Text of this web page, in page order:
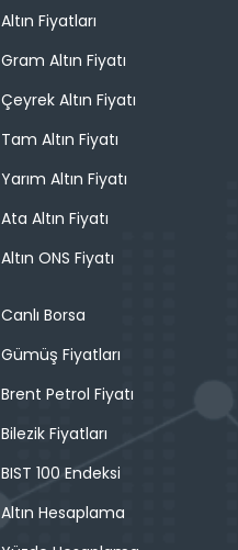
Altın Fiyatları
Gram Altın Fiyatı
Çeyrek Altın Fiyatı
Tam Altın Fiyatı
Yarım Altın Fiyatı
Ata Altın Fiyatı
Altın ONS Fiyatı
Canlı Borsa
Gümüş Fiyatları
Brent Petrol Fiyatı
Bilezik Fiyatları
BIST 100 Endeksi
Altın Hesaplama